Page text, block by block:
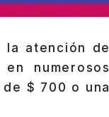
la atención de
numerosos
$ 700 o una